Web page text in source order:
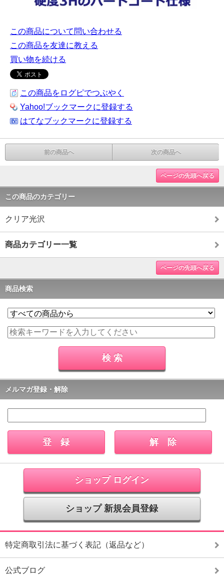
この商品について問い合わせる
この商品を友達に教える
買い物を続ける
この商品をログピでつぶやく
Yahoo!ブックマークに登録する
はてなブックマークに登録する
前の商品へ 次の商品へ
ページの先頭へ戻る
この商品のカテゴリー
クリア光沢
商品カテゴリー一覧
ページの先頭へ戻る
商品検索
メルマガ登録・解除
ショップ ログイン
ショップ 新規会員登録
特定商取引法に基づく表記（返品など）
公式ブログ